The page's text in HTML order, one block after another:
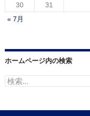
30
31
« 7月
ホームページ内の検索
検
索: